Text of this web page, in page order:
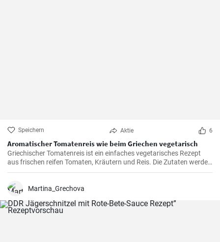
Speichern Aktie 6
Aromatischer Tomatenreis wie beim Griechen vegetarisch
Griechischer Tomatenreis ist ein einfaches vegetarisches Rezept
aus frischen reifen Tomaten, Kräutern und Reis. Die Zutaten werden
zusammen gekocht und als vegetarische Hauptspeise zu Brot oder
Martina_Grechova